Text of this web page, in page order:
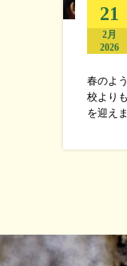
21
2月
2026
春のよ
校より
を迎え